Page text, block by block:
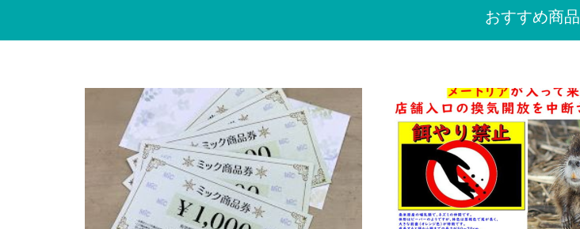
おすすめ商品